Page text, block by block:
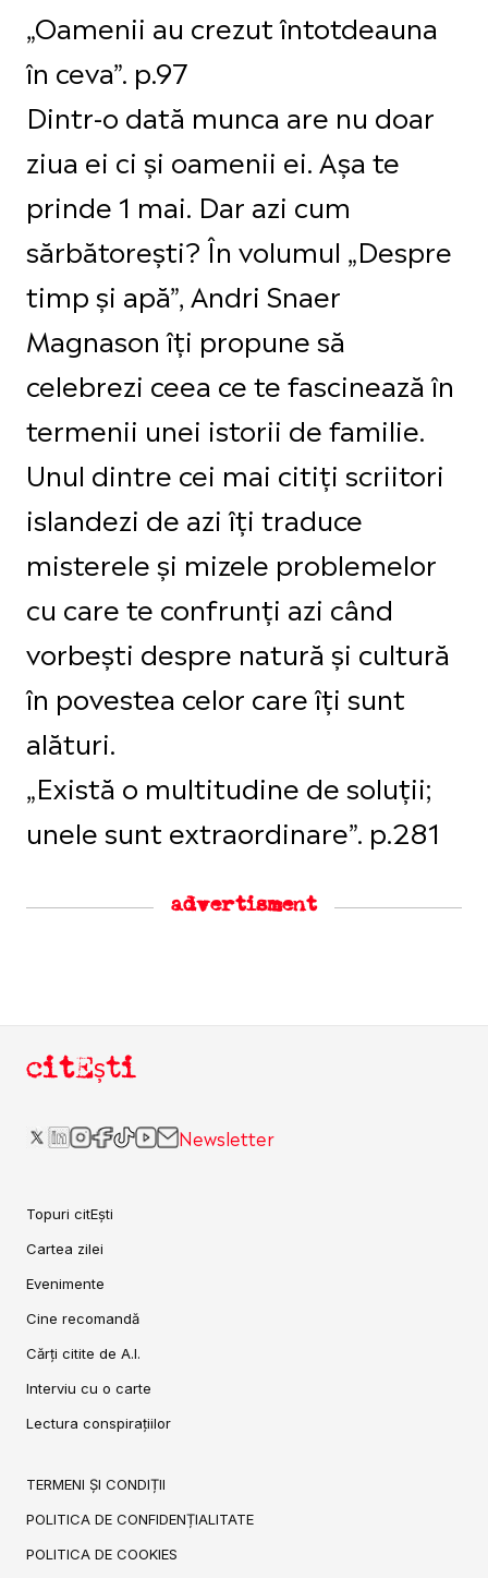
„Oamenii au crezut întotdeauna
în ceva”. p.97
Dintr-o dată munca are nu doar
ziua ei ci și oamenii ei. Așa te
prinde 1 mai. Dar azi cum
sărbătorești? În volumul „Despre
timp și apă”, Andri Snaer
Magnason îți propune să
celebrezi ceea ce te fascinează în
termenii unei istorii de familie.
Unul dintre cei mai citiți scriitori
islandezi de azi îți traduce
misterele și mizele problemelor
cu care te confrunți azi când
vorbești despre natură și cultură
în povestea celor care îți sunt
alături.
„Există o multitudine de soluții;
unele sunt extraordinare”. p.281
advertisment
citEști
Newsletter
Topuri citEști
Cartea zilei
Evenimente
Cine recomandă
Cărți citite de A.I.
Interviu cu o carte
Lectura conspirațiilor
TERMENI ȘI CONDIȚII
POLITICA DE CONFIDENȚIALITATE
POLITICA DE COOKIES